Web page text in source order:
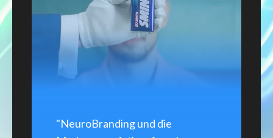
"NeuroBranding und die